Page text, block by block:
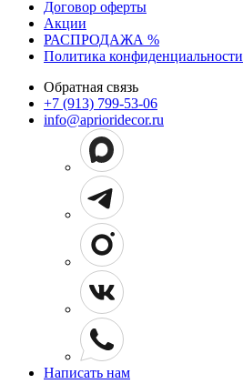
Договор оферты
Акции
РАСПРОДАЖА %
Политика конфиденциальности
Обратная связь
+7 (913) 799-53-06
info@aprioridecor.ru
Написать нам